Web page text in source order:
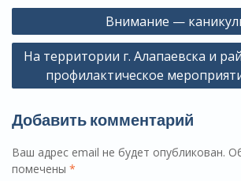
Навигация
по
записям
Внимание —
На территории г. Алапаевска и
профилактическое
Добавить комментарий
Ваш адрес email не будет опубликован.
помечены *